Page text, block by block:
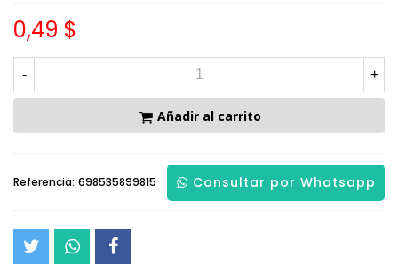
0,49 $
- +
Añadir al carrito
Referencia: 698535899815 Consultar por Whatsapp